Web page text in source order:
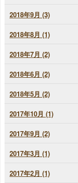
2018年9月 (3)
2018年8月 (1)
2018年7月 (2)
2018年6月 (2)
2018年5月 (2)
2017年10月 (1)
2017年9月 (2)
2017年3月 (1)
2017年2月 (1)